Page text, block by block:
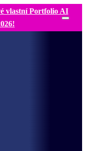
vlastní Portfolio AI